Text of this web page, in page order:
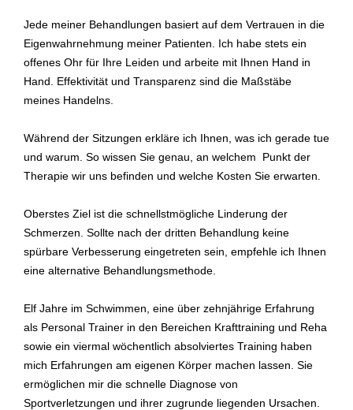
Jede meiner Behandlungen basiert auf dem Vertrauen in die
Eigenwahrnehmung meiner Patienten. Ich habe stets ein
offenes Ohr für Ihre Leiden und arbeite mit Ihnen Hand in
Hand. Effektivität und Transparenz sind die Maßstäbe
meines Handelns.
Während der Sitzungen erkläre ich Ihnen, was ich gerade tue
und warum. So wissen Sie genau, an welchem Punkt der
Therapie wir uns befinden und welche Kosten Sie erwarten.
Oberstes Ziel ist die schnellstmögliche Linderung der
Schmerzen. Sollte nach der dritten Behandlung keine
spürbare Verbesserung eingetreten sein, empfehle ich Ihnen
eine alternative Behandlungsmethode.
Elf Jahre im Schwimmen, eine über zehnjährige Erfahrung
als Personal Trainer in den Bereichen Krafttraining und Reha
sowie ein viermal wöchentlich absolviertes Training haben
mich Erfahrungen am eigenen Körper machen lassen. Sie
ermöglichen mir die schnelle Diagnose von
Sportverletzungen und ihrer zugrunde liegenden Ursachen.